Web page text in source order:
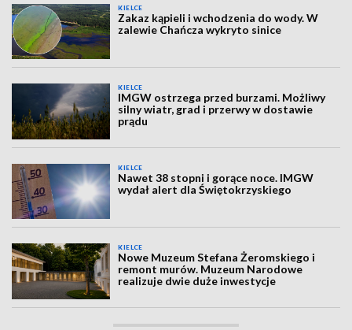
KIELCE
Zakaz kąpieli i wchodzenia do wody. W
zalewie Chańcza wykryto sinice
KIELCE
IMGW ostrzega przed burzami. Możliwy
silny wiatr, grad i przerwy w dostawie
prądu
KIELCE
Nawet 38 stopni i gorące noce. IMGW
wydał alert dla Świętokrzyskiego
KIELCE
Nowe Muzeum Stefana Żeromskiego i
remont murów. Muzeum Narodowe
realizuje dwie duże inwestycje